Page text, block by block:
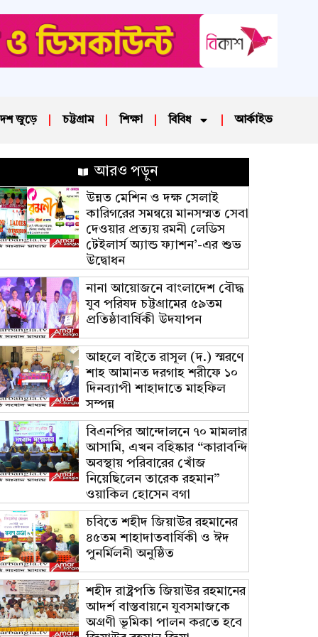
জুড়ে চট্টগ্রাম শিক্ষা বিবিধ আর্কাইভ
আরও পড়ুন
উন্নত মেশিন ও দক্ষ সেলাই
কারিগরের সমন্বয়ে মানসম্মত সেবা
দেওয়ার প্রত্যয় রমনী লেডিস
টেইলার্স অ্যান্ড ফ্যাশন’-এর শুভ
উদ্বোধন
নানা আয়োজনে বাংলাদেশ বৌদ্ধ
যুব পরিষদ চট্টগ্রামের ৫৯তম
প্রতিষ্ঠাবার্ষিকী উদযাপন
আহলে বাইতে রাসূল (দ.) স্মরণে
শাহ আমানত দরগাহ শরীফে ১০
দিনব্যাপী শাহাদাতে মাহফিল
সম্পন্ন
বিএনপির আন্দোলনে ৭০ মামলার
আসামি, এখন বহিষ্কার “কারাবন্দি
অবস্থায় পরিবারের খোঁজ
নিয়েছিলেন তারেক রহমান”
ওয়াকিল হোসেন বগা
চবিতে শহীদ জিয়াউর রহমানের
৪৫তম শাহাদাতবার্ষিকী ও ঈদ
পুনর্মিলনী অনুষ্ঠিত
শহীদ রাষ্ট্রপতি জিয়াউর রহমানের
আদর্শ বাস্তবায়নে যুবসমাজকে
অগ্রণী ভূমিকা পালন করতে হবে